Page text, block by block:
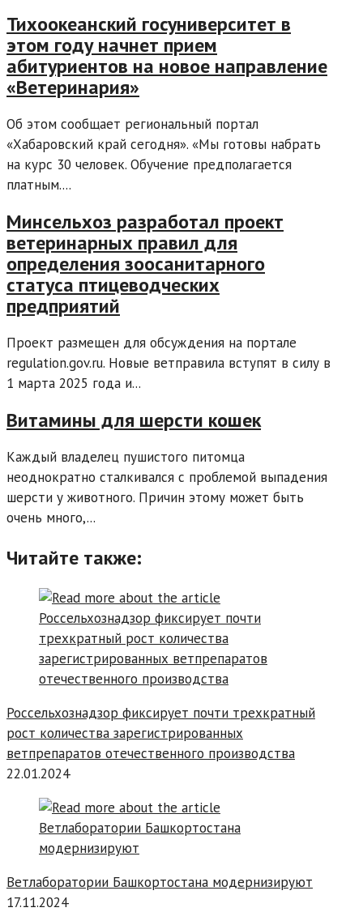
Тихоокеанский госуниверситет в
этом году начнет прием
абитуриентов на новое направление
«Ветеринария»
Об этом сообщает региональный портал
«Хабаровский край сегодня». «Мы готовы набрать
на курс 30 человек. Обучение предполагается
платным....
Минсельхоз разработал проект
ветеринарных правил для
определения зоосанитарного
статуса птицеводческих
предприятий
Проект размещен для обсуждения на портале
regulation.gov.ru. Новые ветправила вступят в силу в
1 марта 2025 года и...
Витамины для шерсти кошек
Каждый владелец пушистого питомца
неоднократно сталкивался с проблемой выпадения
шерсти у животного. Причин этому может быть
очень много,...
Читайте также:
Россельхознадзор фиксирует почти трехкратный
рост количества зарегистрированных
ветпрепаратов отечественного производства
22.01.2024
Ветлаборатории Башкортостана модернизируют
17.11.2024